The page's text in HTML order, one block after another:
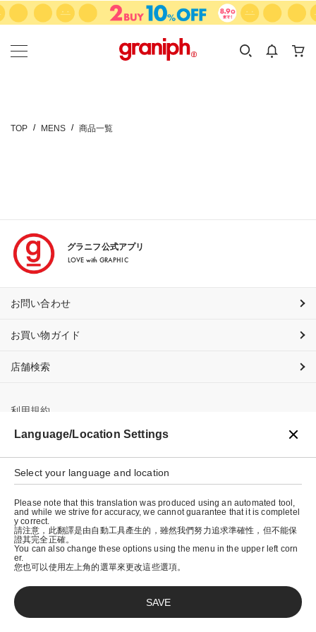
カテゴリーから探す
KIDS
カテゴリ
サイズ
TOP MENS 商品一覧
グラニフ公式アプリ
LOVE with GRAPHIC
お問い合わせ
お買い物ガイド
店舗検索
利用規約
プライバシーポリシー
特定商取引法に基づく表示
会社概要
© graniph inc.
Language/Location Settings
Select your language and location
Please note that this translation was produced using an automated tool,
and while we strive for accuracy, we cannot guarantee that it is completel
y correct.
請注意，此翻譯是由自動工具產生的，雖然我們努力追求準確性，但不能保
證其完全正確。
You can also change these options using the menu in the upper left corn
er.
您也可以使用左上角的選單來更改這些選項。
SAVE